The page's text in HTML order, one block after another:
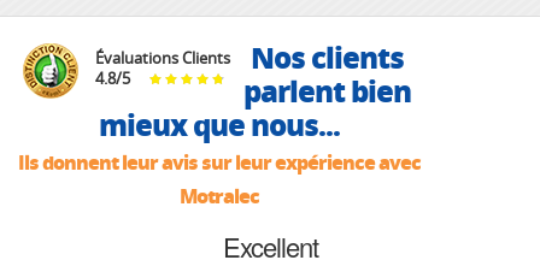
Évaluations Clients
4.8/5
Nos clients
parlent bien
mieux que nous...
Ils donnent leur avis sur leur expérience avec
Motralec
Excellent